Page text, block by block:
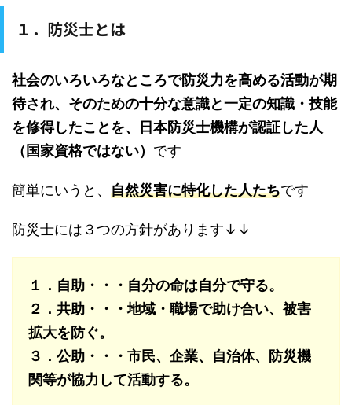
１．防災士とは
社会のいろいろなところで防災力を高める活動が期
待され、そのための十分な意識と一定の知識・技能
を修得したことを、日本防災士機構が認証した人
（国家資格ではない） です
簡単にいうと、 自然災害に特化した人たちです
防災士には３つの方針があります↓↓
１．自助・・・自分の命は自分で守る。
２．共助・・・地域・職場で助け合い、被害
拡大を防ぐ。
３．公助・・・市民、企業、自治体、防災機
関等が協力して活動する。